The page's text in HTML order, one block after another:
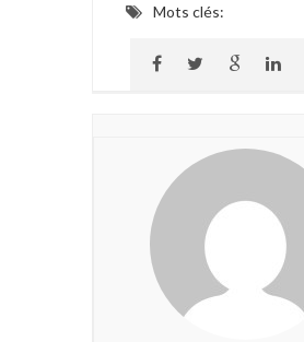
Mots clés: